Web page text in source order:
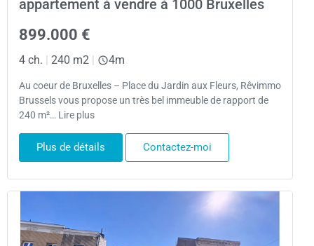
appartement à vendre à 1000 Bruxelles
899.000 €
4 ch. | 240 m2 | 4m
Au coeur de Bruxelles – Place du Jardin aux Fleurs, Rêvimmo
Brussels vous propose un très bel immeuble de rapport de
240 m²… Lire plus
Plus de détails Contactez-moi